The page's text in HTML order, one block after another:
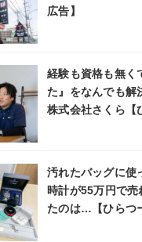
広告】
経験も資格も無く
た』をなんでも
株式会社さくら【
汚れたバッグに使
時計が55万円で
たのは…【ひらつ